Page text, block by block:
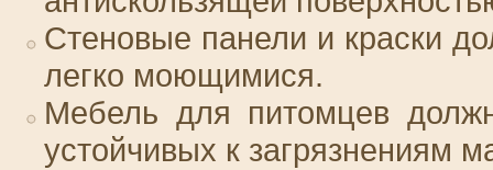
Стеновые панели и краски
легко моющимися.
Мебель для питомцев
устойчивых к загрязнениям